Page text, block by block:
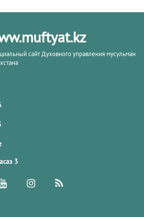
в
|
урок.
|
сайт Духовного управления мусульман
3